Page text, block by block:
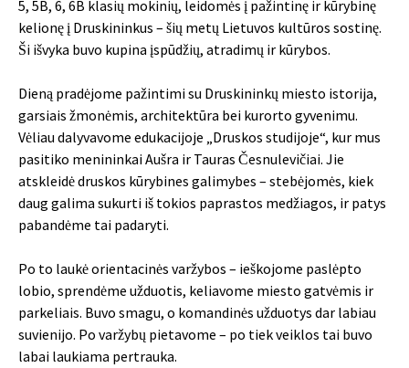
5, 5B, 6, 6B klasių mokinių, leidomės į pažintinę ir kūrybinę
kelionę į Druskininkus – šių metų Lietuvos kultūros sostinę.
Ši išvyka buvo kupina įspūdžių, atradimų ir kūrybos.
Dieną pradėjome pažintimi su Druskininkų miesto istorija,
garsiais žmonėmis, architektūra bei kurorto gyvenimu.
Vėliau dalyvavome edukacijoje „Druskos studijoje“, kur mus
pasitiko menininkai Aušra ir Tauras Česnulevičiai. Jie
atskleidė druskos kūrybines galimybes – stebėjomės, kiek
daug galima sukurti iš tokios paprastos medžiagos, ir patys
pabandėme tai padaryti.
Po to laukė orientacinės varžybos – ieškojome paslėpto
lobio, sprendėme užduotis, keliavome miesto gatvėmis ir
parkeliais. Buvo smagu, o komandinės užduotys dar labiau
suvienijo. Po varžybų pietavome – po tiek veiklos tai buvo
labai laukiama pertrauka.